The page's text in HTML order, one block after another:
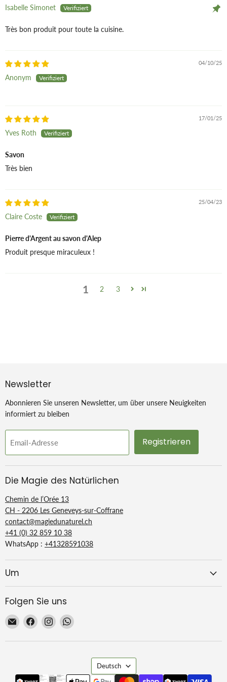
Stelle testen.
Isabelle Simonet
Très bon produit pour toute la cuisine.
04/10/25
Anonym
17/01/25
Yves Roth
Savon
Très bien
25/04/23
Claire Coste
Pierre d'Argent au savon d'Alep
Produit presque miraculeux !
1 2 3
Newsletter
Abonnieren Sie unseren Newsletter, um über unsere Neuigkeiten
informiert zu bleiben
Email-Adresse Registrieren
Die Magie des Natürlichen
Chemin de l’Orée 13
CH - 2206 Les Geneveys-sur-Coffrane
contact@magiedunaturel.ch
+41 (0) 32 859 10 38
WhatsApp : +41328591038
Um
Folgen Sie uns
Email
Magie
Finden
Sie
uns
Finden
Sie
uns
Finden
uns
WhatsAppSprache
Deutsch